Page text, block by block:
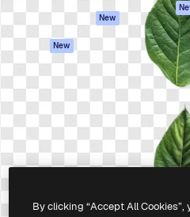
MCP para
Claude/ChatGPT
New
New
API
Todas as
Originais
Política de
Central de
Afiliados
Empresas
Todos os direitos reservados.
By clicking “Accept All